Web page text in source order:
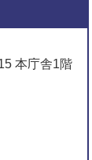
本庁舎1階